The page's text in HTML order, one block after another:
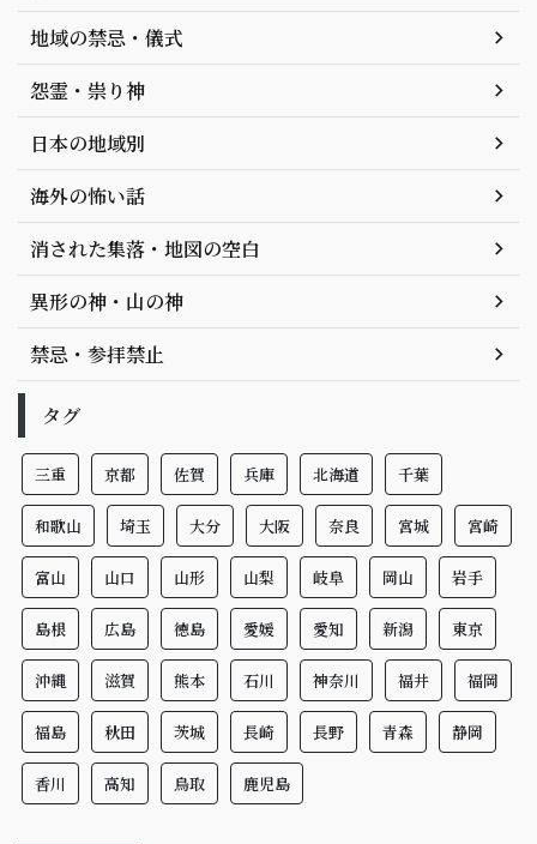
地域の禁忌・儀式
怨霊・祟り神
日本の地域別
海外の怖い話
消された集落・地図の空白
異形の神・山の神
禁忌・参拝禁止
タグ
三重 京都 佐賀 兵庫 北海道 千葉
和歌山 埼玉 大分 大阪 奈良 宮城 宮崎
富山 山口 山形 山梨 岐阜 岡山 岩手
島根 広島 徳島 愛媛 愛知 新潟 東京
沖縄 滋賀 熊本 石川 神奈川 福井 福岡
福島 秋田 茨城 長崎 長野 青森 静岡
香川 高知 鳥取 鹿児島